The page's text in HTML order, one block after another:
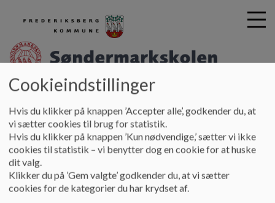
sondermark-skolen
Vores skole Fakta Erstatningsvejledning
Erstatningsvejledning
Hvornår er det elevens/forældrenes ansvar.
Cookieindstillinger
Hvis du klikker på knappen ’Accepter alle’, godkender du, at
vi sætter cookies til brug for statistik.
Hvis du klikker på knappen ’Kun nødvendige,’ sætter vi ikke
cookies til statistik – vi benytter dog en cookie for at huske
dit valg.
Klikker du på ’Gem valgte’ godkender du, at vi sætter
cookies for de kategorier du har krydset af.